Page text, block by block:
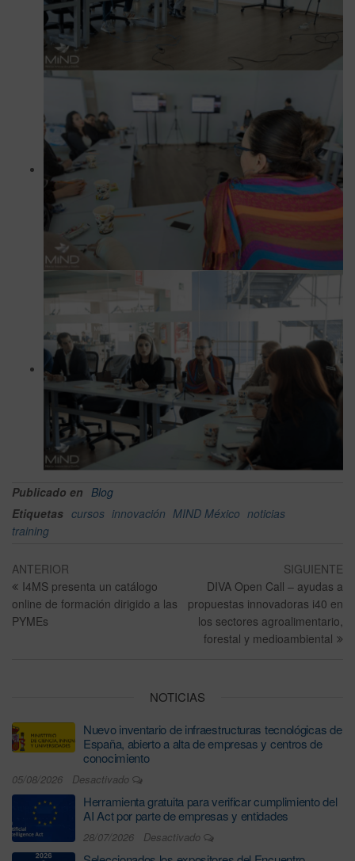
Publicado en Blog
Etiquetas cursos innovación MIND México noticias
training
ANTERIOR
I4MS presenta un catálogo
online de formación dirigido a las
PYMEs
SIGUIENTE
DIVA Open Call – ayudas a
propuestas innovadoras i40 en
los sectores agroalimentario,
forestal y medioambiental
NOTICIAS
Nuevo inventario de infraestructuras tecnológicas de
España, abierto a alta de empresas y centros de
conocimiento
05/08/2026 Desactivado
Herramienta gratuita para verificar cumplimiento del
AI Act por parte de empresas y entidades
28/07/2026 Desactivado